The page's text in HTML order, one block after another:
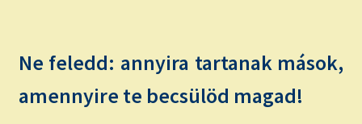
Ne feledd: annyira tartanak mások,
amennyire te becsülöd magad!